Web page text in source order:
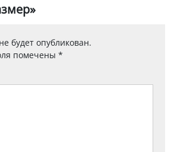
будет опубликован.
помечены *